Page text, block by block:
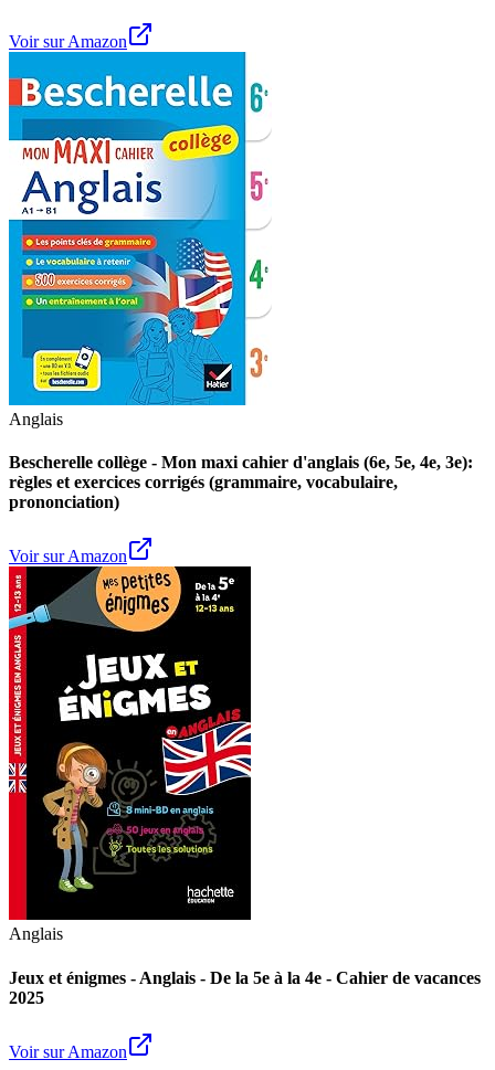
Voir sur Amazon
Anglais
Bescherelle collège - Mon maxi cahier d'anglais (6e, 5e, 4e, 3e):
règles et exercices corrigés (grammaire, vocabulaire,
prononciation)
Voir sur Amazon
Anglais
Jeux et énigmes - Anglais - De la 5e à la 4e - Cahier de vacances
2025
Voir sur Amazon